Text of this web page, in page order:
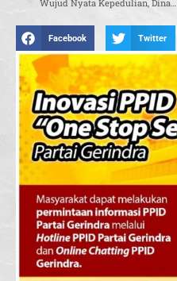
Wujud Nyata Kepedulian, Dina Maria Ulfa Bangun Kembali Rumah Lansia Tak Layak Huni
Facebook Twitter